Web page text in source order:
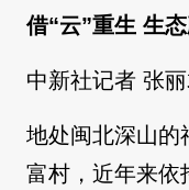
借“云”重生 生
中新社记者 张
地处闽北深山的
富村，近年来依